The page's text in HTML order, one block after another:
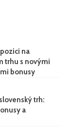
na
trhu s novými
bonusy
trh:
a